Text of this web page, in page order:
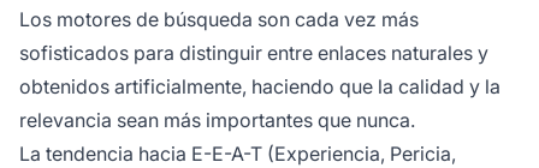
Los motores de búsqueda son cada vez más
sofisticados para distinguir entre enlaces naturales y
obtenidos artificialmente, haciendo que la calidad y la
relevancia sean más importantes que nunca.
La tendencia hacia E-E-A-T (Experiencia, Pericia,